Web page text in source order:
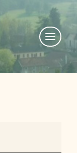
Click
to